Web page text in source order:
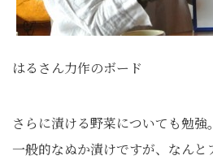
はるさん力作のボード
さらに漬ける野菜についても勉
一般的なぬか漬けですが、なんと